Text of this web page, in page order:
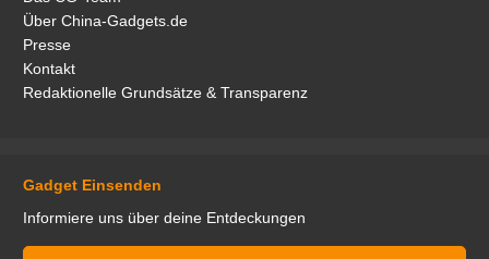
Über China-Gadgets.de
Presse
Kontakt
Redaktionelle Grundsätze & Transparenz
Gadget Einsenden
Informiere uns über deine Entdeckungen